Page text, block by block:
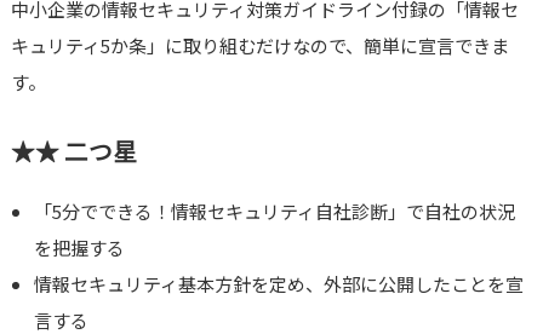
中小企業の情報セキュリティ対策ガイドライン付録の「情報セ
キュリティ5か条」に取り組むだけなので、簡単に宣言できま
す。
★★ 二つ星
「5分でできる！情報セキュリティ自社診断」で自社の状況
を把握する
情報セキュリティ基本方針を定め、外部に公開したことを宣
言する